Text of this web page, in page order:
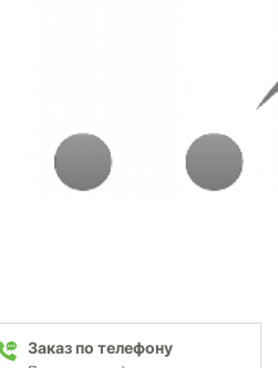
Заказ по телефону